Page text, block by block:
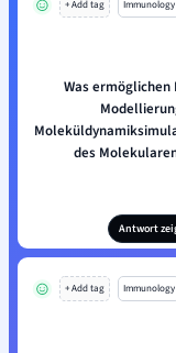
+ Add tag Immunology
Was
des
Antwort
+ Add tag Immunology